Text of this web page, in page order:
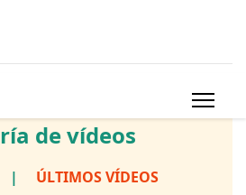
de vídeos
| ÚLTIMOS VÍDEOS